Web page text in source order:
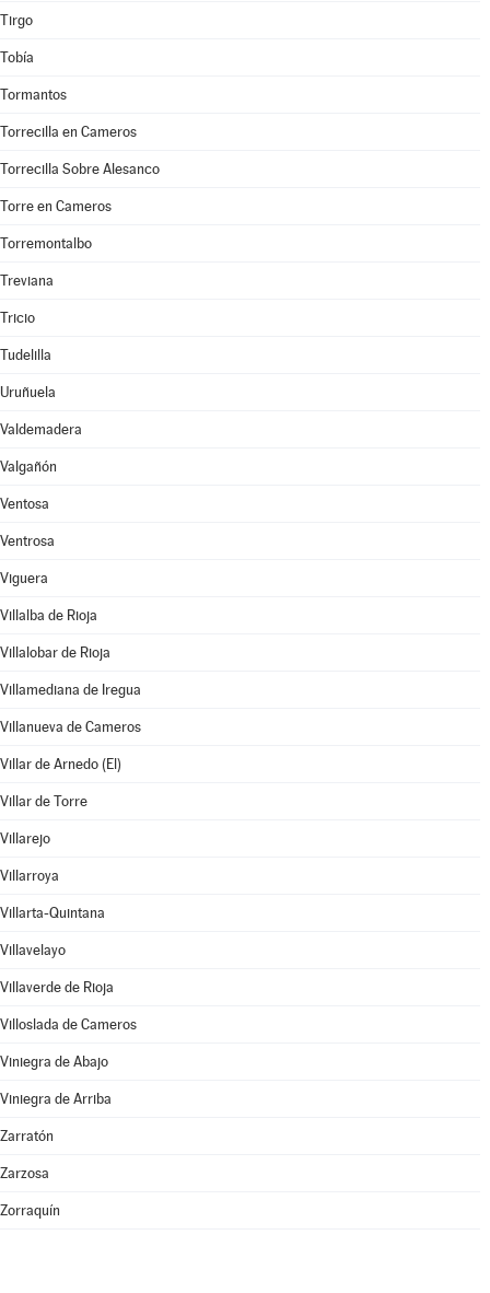
Tirgo
Tobía
Tormantos
Torrecilla en Cameros
Torrecilla Sobre Alesanco
Torre en Cameros
Torremontalbo
Treviana
Tricio
Tudelilla
Uruñuela
Valdemadera
Valgañón
Ventosa
Ventrosa
Viguera
Villalba de Rioja
Villalobar de Rioja
Villamediana de Iregua
Villanueva de Cameros
Villar de Arnedo (El)
Villar de Torre
Villarejo
Villarroya
Villarta-Quintana
Villavelayo
Villaverde de Rioja
Villoslada de Cameros
Viniegra de Abajo
Viniegra de Arriba
Zarratón
Zarzosa
Zorraquín